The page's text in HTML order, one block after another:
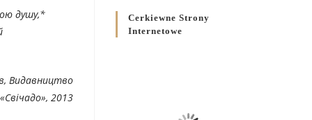
душу,*
Видавництво
«Свічадо», 2013
Cerkiewne Strony
Internetowe